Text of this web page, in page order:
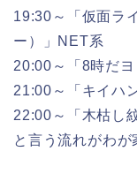
19:30～「仮面ラ
ー）」NET系
20:00～「8時だ
21:00～「キイハ
22:00～「木枯し
と言う流れがわが